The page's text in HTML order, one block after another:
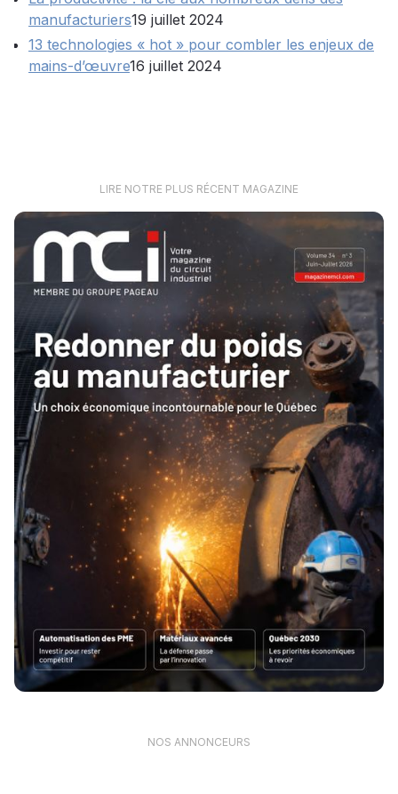
manufacturiers19 juillet 2024
13 technologies « hot » pour combler les enjeux de
mains-d’œuvre16 juillet 2024
LIRE NOTRE PLUS RÉCENT MAGAZINE
NOS ANNONCEURS